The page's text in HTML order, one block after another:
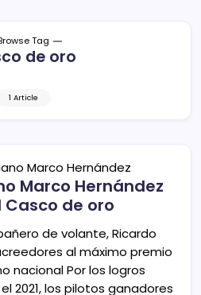
Tag
de oro
1 Article
Marco Hernández
Casco de oro
de volante, Ricardo
al máximo premio
nacional Por los logros
2021, los pilotos ganadores